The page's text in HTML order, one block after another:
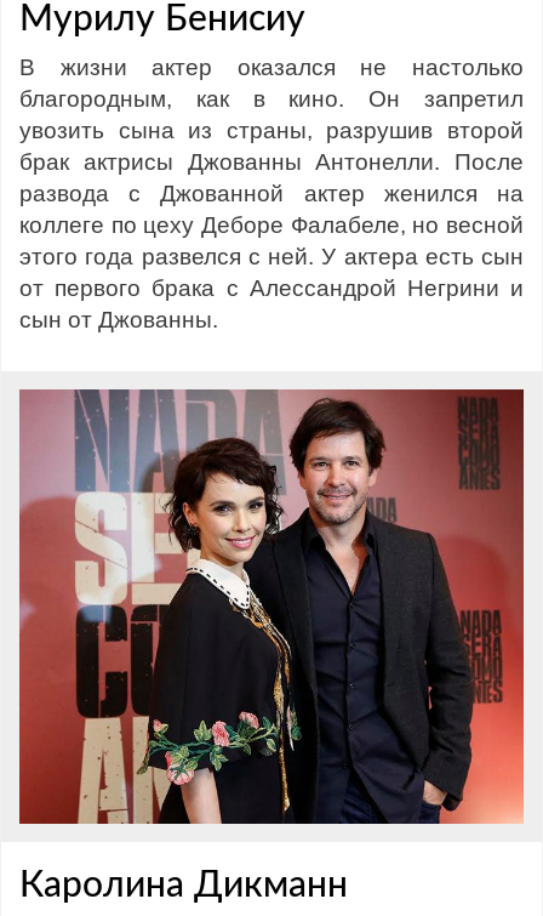
Мурилу Бенисиу
В жизни актер оказался не настолько
благородным, как в кино. Он запретил
увозить сына из страны, разрушив второй
брак актрисы Джованны Антонелли. После
развода с Джованной актер женился на
коллеге по цеху Деборе Фалабеле, но весной
этого года развелся с ней. У актера есть сын
от первого брака с Алессандрой Негрини и
сын от Джованны.
Каролина Дикманн